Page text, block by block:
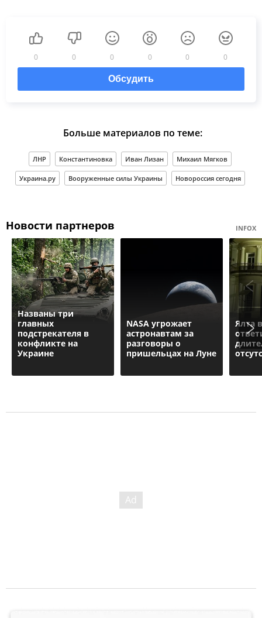
0 0 0 0 0 0
Обсудить
Больше материалов по теме:
ЛНР Константиновка Иван Лизан Михаил Мягков
Украина.ру Вооруженные силы Украины Новороссия сегодня
Новости партнеров INFOX
Названы три
главных
подстрекателя в
конфликте на
Украине
NASA угрожает
астронавтам за
разговоры о
пришельцах на Луне
Ялта